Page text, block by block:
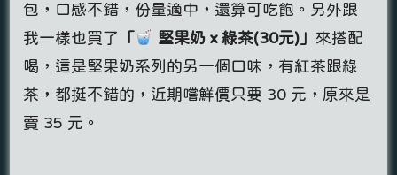
包，口感不錯，份量適中，還算可吃飽。另外跟
我一樣也買了
「 堅果奶ｘ綠茶(30元)」 來搭配
喝，這是堅果奶系列的另一個口味，有紅茶跟綠
茶，都挺不錯的，近期嚐鮮價只要 30 元，原來是
賣 35 元。